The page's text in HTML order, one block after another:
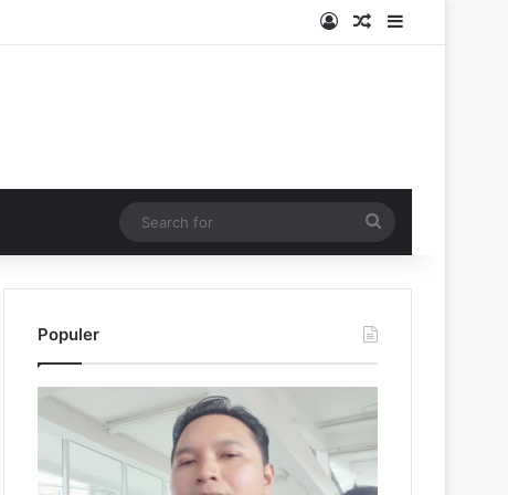
Log InRandom Article
Sidebar
for
Populer